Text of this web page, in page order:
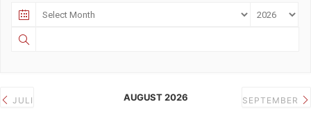
JULI AUGUST 2026 SEPTEMBER